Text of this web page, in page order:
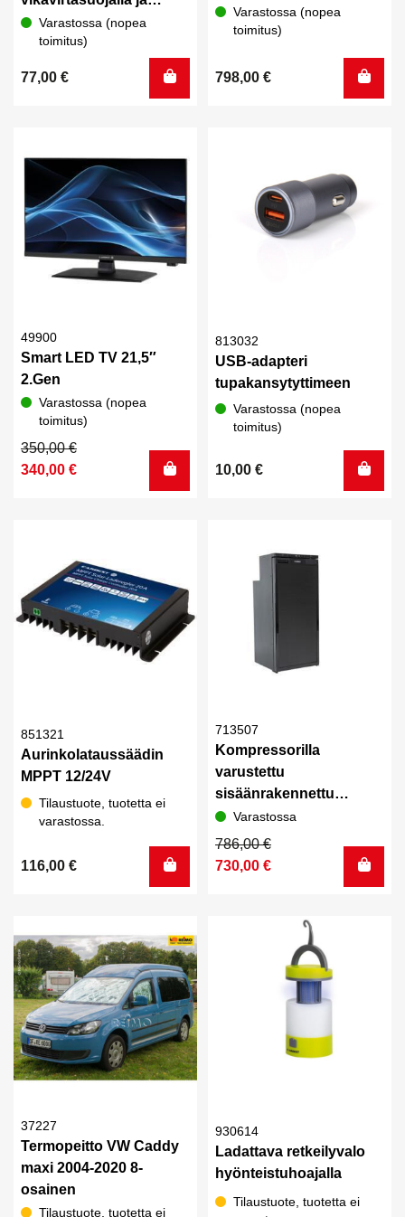
sulakkeilla
Varastossa (nopea
toimitus)
77,00 €
Varastossa (nopea
toimitus)
798,00 €
49900
Smart LED TV 21,5″
2.Gen
Varastossa (nopea
toimitus)
350,00€
Alkuperäinen
hinta
340,00 €
Nykyinen
hinta
813032
USB-adapteri
tupakansytyttimeen
Varastossa (nopea
toimitus)
10,00 €
851321
Aurinkolataussäädin
MPPT 12/24V
Tilaustuote, tuotetta ei
varastossa.
116,00 €
713507
Kompressorilla
varustettu
sisäänrakennettu
jääkaappi LR90L
Varastossa
786,00€
Alkuperäinen
hinta
730,00 €
Nykyinen
hinta
37227
Termopeitto VW Caddy
maxi 2004-2020 8-
osainen
Tilaustuote, tuotetta ei
930614
Ladattava retkeilyvalo
hyönteistuhoajalla
Tilaustuote, tuotetta ei